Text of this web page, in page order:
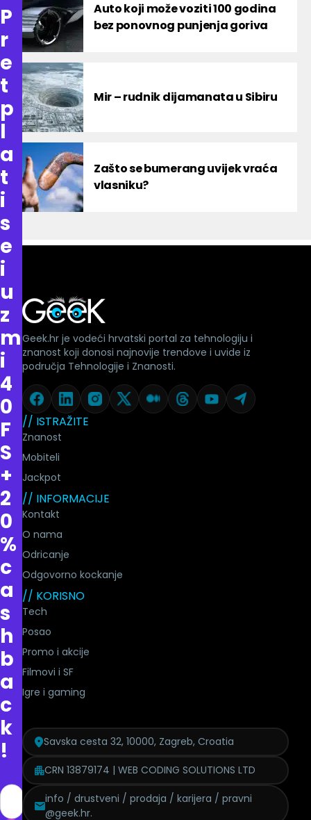
Auto koji može voziti 100 godina
bez ponovnog punjenja goriva
Mir – rudnik dijamanata u Sibiru
Zašto se bumerang uvijek vraća
vlasniku?
P
r
e
t
p
l
a
t
i
s
e
i
u
z
m
i
4
0
F
S
+
2
0
%
c
a
s
h
b
a
c
k
!
// ISTRAŽITE
Znanost
Mobiteli
Jackpot
// INFORMACIJE
Kontakt
O nama
Odricanje
Odgovorno kockanje
// KORISNO
Tech
Posao
Promo i akcije
Filmovi i SF
Igre i gaming
Geek.hr je vodeći hrvatski portal za tehnologiju i
znanost koji donosi najnovije trendove i uvide iz
područja Tehnologije i Znanosti.
Savska cesta 32, 10000, Zagreb, Croatia
CRN 13879174 | WEB CODING SOLUTIONS LTD
info / drustveni / prodaja / karijera / pravni
@geek.hr.